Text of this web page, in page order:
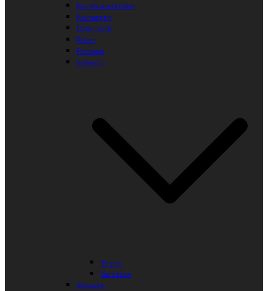
Nordmazedonien
Norwegen
Österreich
Polen
Portugal
Schweiz
Tessin
Verzasca
Slowakei